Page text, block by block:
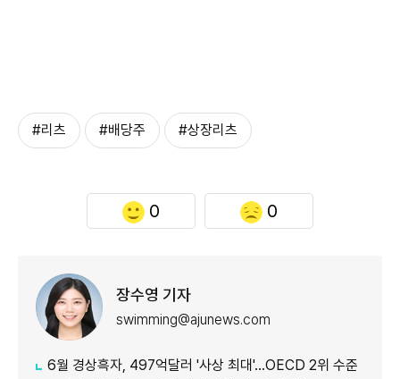
#리츠 #배당주 #상장리츠
0 0
장수영 기자
swimming@ajunews.com
6월 경상흑자, 497억달러 '사상 최대'…OECD 2위 수준